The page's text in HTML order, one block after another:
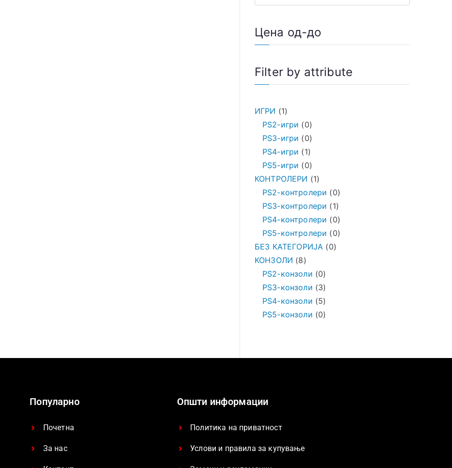
Цена од-до
Filter by attribute
ИГРИ
1
PS2-игри
0
PS3-игри
0
PS4-игри
1
PS5-игри
0
КОНТРОЛЕРИ
1
PS2-контролери
0
PS3-контролери
1
PS4-контролери
0
PS5-контролери
0
БЕЗ КАТЕГОРИЈА
0
КОНЗОЛИ
8
PS2-конзоли
0
PS3-конзоли
3
PS4-конзоли
5
PS5-конзоли
0
Популарно
Почетна
За нас
Општи информации
Политика на приватност
Услови и правила за купување